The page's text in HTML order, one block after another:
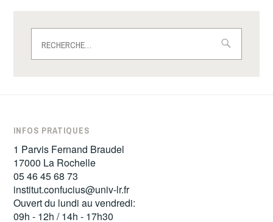
INFOS PRATIQUES
1 Parvis Fernand Braudel
17000 La Rochelle
05 46 45 68 73
institut.confucius@univ-lr.fr
Ouvert du lundi au vendredi:
09h - 12h / 14h - 17h30